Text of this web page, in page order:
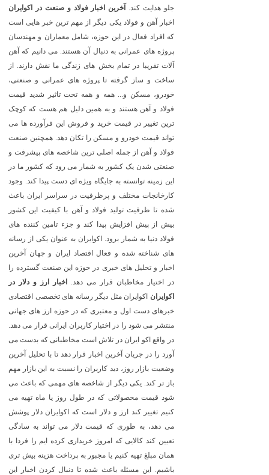
جلو هدایت کند.
آخرین اخبار فولاد و صنعت در اکوایران
اخبار آهن و فولاد یکی دیگر از مهم ترین خبر هایی است
که افراد فعال در این حوزه، شامل معماران و مهندسان
پروژه های عمرانی به دنبال آن هستند. می دانیم که آهن
آلات تقریبا در تمام بخش های زندگی ما نقش دارند. از
ساخت و ساز گرفته تا پروژه های عمرانی و صنعتی،
خودرو، مسکن و... همه و همه تحت تاثیر شدید قیمت
فولاد و آهن هستند و به همین دلیل هم هست که کوچک
ترین تغییر در قیمت خرید و فروش این فرآورده ها می
تواند قیمت خودرو و مسکن را تکان دهد. همچنین صنعت
فولاد و آهن از جمله اصلی ترین شاخصه های پیشرفت و
صنعتی شدن یک کشور به شمار می رود که کشور ما در
این زمینه توانسته به جایگاه ویژه ای دست پیدا کند. وجود
کارخانجات مختلف و پرظرفیت در سراسر ایران باعث
شده تا ظرفیت تولید فولاد و آهن با کیفیت این کشور
بیش از پیش افزایش پیدا کند و جزء تامین کننده های
فولاد دنیا به شمار برود. اکوایران به عنوان یکی از رسانه
های شناخته شده و فعال اقتصاد ایران و جهان آخرین
اخبار و تحلیل های خبری در حوزه این صنعت گسترده را
در اختیار مخاطبان قرار می دهد.
اخبار ارز و دلار در
اکوایراناکوایران مثل دیگر رسانه های تخصصی اقتصادی
خبرهای دست اول و معتبری که در حوزه ارز های جهانی
منتشر می شود را در اختیار کاربران ایرانی قرار می دهد.
در واقع اکو ایران در تلاش است مخاطبانی که بدست می
آورد را در جریان آخرین اخبار قرار دهد تا با تحلیل آخرین
وضعیت بازار روز، دید کاربران را نسبت به این بازار مهم
باز تر کند. یکی دیگر از شاخصه های مهمی که باعث می
شود قیمت محصولاتی که در طول روز یا ماه تهیه می
کنیم تغییر کند ارز و دلار است که اکوایران دلار پوشش
می دهد، به طوری که قیمت دلار می تواند به سادگی
تعیین کند کالایی که امروز خریداری کرده ایم را فردا با
همان مبلغ تهیه کنیم یا مجبور به پرداخت هزینه بیش تری
باشیم. این مسئله باعث شده تا دنبال کردن اخبار این